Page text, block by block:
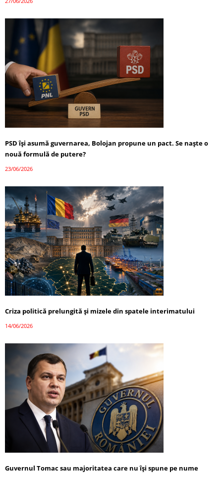
PSD își asumă guvernarea, Bolojan propune un pact. Se naște o
nouă formulă de putere?
23/06/2026
Criza politică prelungită și mizele din spatele interimatului
14/06/2026
Guvernul Tomac sau majoritatea care nu își spune pe nume